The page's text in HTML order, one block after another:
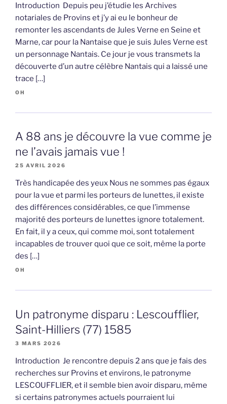
Introduction Depuis peu j’étudie les Archives
notariales de Provins et j’y ai eu le bonheur de
remonter les ascendants de Jules Verne en Seine et
Marne, car pour la Nantaise que je suis Jules Verne est
un personnage Nantais. Ce jour je vous transmets la
découverte d’un autre célèbre Nantais qui a laissé une
trace […]
OH
A 88 ans je découvre la vue comme je
ne l’avais jamais vue !
25 AVRIL 2026
Très handicapée des yeux Nous ne sommes pas égaux
pour la vue et parmi les porteurs de lunettes, il existe
des différences considérables, ce que l’immense
majorité des porteurs de lunettes ignore totalement.
En fait, il y a ceux, qui comme moi, sont totalement
incapables de trouver quoi que ce soit, même la porte
des […]
OH
Un patronyme disparu : Lescoufflier,
Saint-Hilliers (77) 1585
3 MARS 2026
Introduction Je rencontre depuis 2 ans que je fais des
recherches sur Provins et environs, le patronyme
LESCOUFFLIER, et il semble bien avoir disparu, même
si certains patronymes actuels pourraient lui